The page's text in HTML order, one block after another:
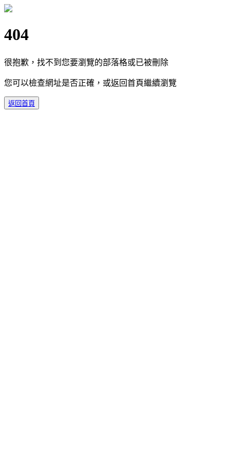
404
很抱歉，找不到您要瀏覽的部落格或已被刪除
您可以檢查網址是否正確，或返回首頁繼續瀏覽
返回首頁